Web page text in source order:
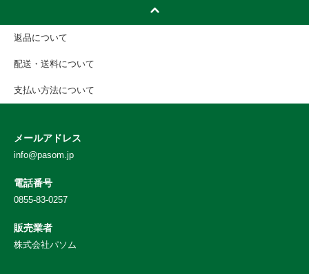
返品について
配送・送料について
支払い方法について
メールアドレス
info@pasom.jp
電話番号
0855-83-0257
販売業者
株式会社パソム